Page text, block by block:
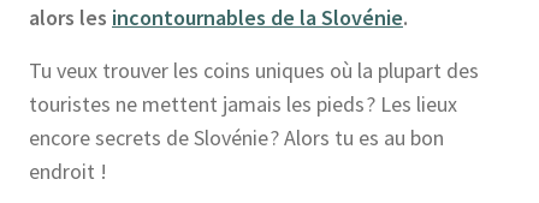
alors les incontournables de la Slovénie.
Tu veux trouver les coins uniques où la plupart des
touristes ne mettent jamais les pieds ? Les lieux
encore secrets de Slovénie ? Alors tu es au bon
endroit !